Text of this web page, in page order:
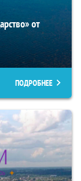
от
ПОДРОБНЕЕ